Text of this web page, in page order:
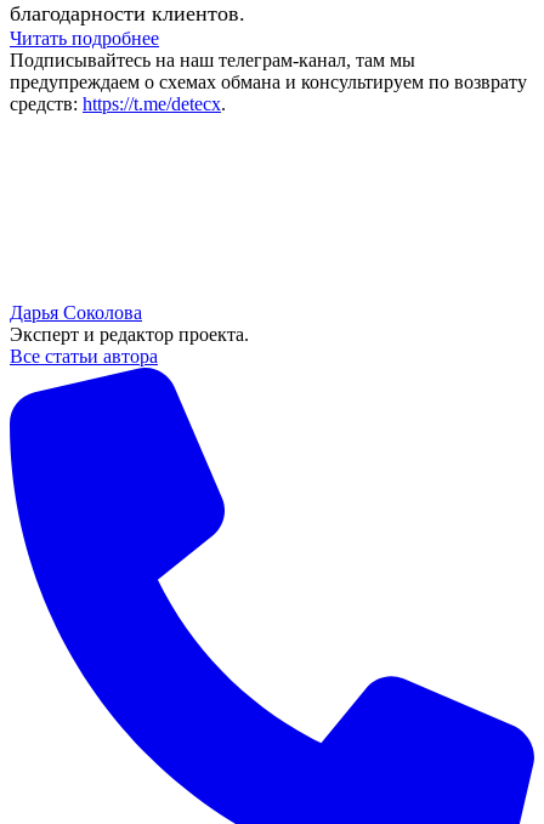
благодарности клиентов.
Читать подробнее
Подписывайтесь на наш телеграм-канал, там мы
предупреждаем о схемах обмана и консультируем по возврату
средств: https://t.me/detecx.
Дарья Соколова
Эксперт и редактор проекта.
Все статьи автора